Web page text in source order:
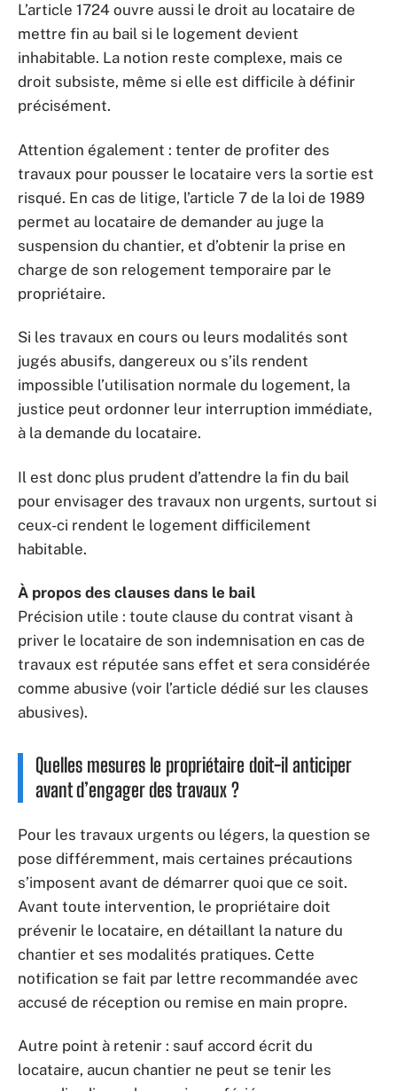
L’article 1724 ouvre aussi le droit au locataire de
mettre fin au bail si le logement devient
inhabitable. La notion reste complexe, mais ce
droit subsiste, même si elle est difficile à définir
précisément.
Attention également : tenter de profiter des
travaux pour pousser le locataire vers la sortie est
risqué. En cas de litige, l’article 7 de la loi de 1989
permet au locataire de demander au juge la
suspension du chantier, et d’obtenir la prise en
charge de son relogement temporaire par le
propriétaire.
Si les travaux en cours ou leurs modalités sont
jugés abusifs, dangereux ou s’ils rendent
impossible l’utilisation normale du logement, la
justice peut ordonner leur interruption immédiate,
à la demande du locataire.
Il est donc plus prudent d’attendre la fin du bail
pour envisager des travaux non urgents, surtout si
ceux-ci rendent le logement difficilement
habitable.
À propos des clauses dans le bail
Précision utile : toute clause du contrat visant à
priver le locataire de son indemnisation en cas de
travaux est réputée sans effet et sera considérée
comme abusive (voir l’article dédié sur les clauses
abusives).
Quelles mesures le propriétaire doit-il anticiper
avant d’engager des travaux ?
Pour les travaux urgents ou légers, la question se
pose différemment, mais certaines précautions
s’imposent avant de démarrer quoi que ce soit.
Avant toute intervention, le propriétaire doit
prévenir le locataire, en détaillant la nature du
chantier et ses modalités pratiques. Cette
notification se fait par lettre recommandée avec
accusé de réception ou remise en main propre.
Autre point à retenir : sauf accord écrit du
locataire, aucun chantier ne peut se tenir les